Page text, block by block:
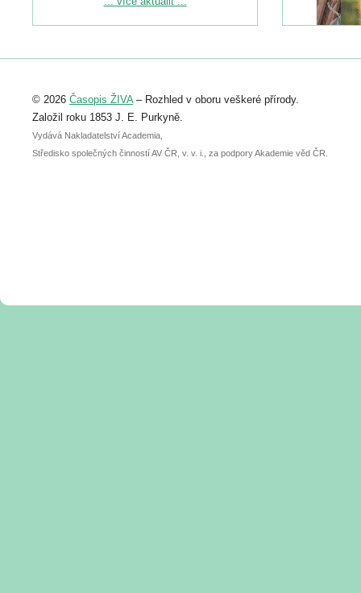
Registrovat se můžete do 6. září.
abstraktu přihlášené přednášky nebo
posteru je už 30. června.
© 2026 Časopis ŽIVA– Rozhled v oboru veškeré přírody.
Založil roku 1853 J. E. Purkyně.
Vydává Nakladatelství Academia,
Středisko společných činností AV ČR, v. v. i., za podpory Akademie věd ČR.